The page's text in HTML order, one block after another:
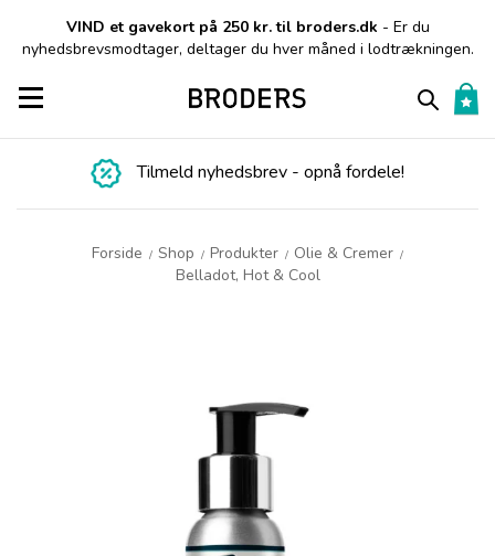
VIND et gavekort på 250 kr. til broders.dk - Er du
nyhedsbrevsmodtager, deltager du hver måned i lodtrækningen.
Toggle navigation
Tilmeld nyhedsbrev - opnå fordele!
Forside / Shop / Produkter / Olie & Cremer /
Belladot, Hot & Cool